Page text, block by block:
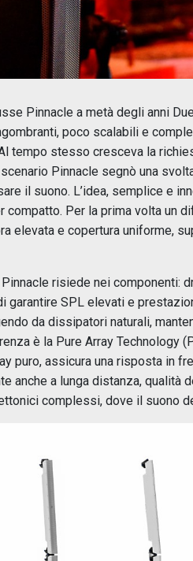
Pinnacle a metà degli anni
poco scalabili e
tempo stesso cresceva la
Pinnacle segnò una
il suono. L’idea, semplice e
compatto. Per la prima volta un
elevata e copertura uniforme,
risiede nei componenti:
garantire SPL elevati e
da dissipatori naturali,
è la Pure Array Technology
puro, assicura una risposta in
anche a lunga distanza, qualità
complessi, dove il suono